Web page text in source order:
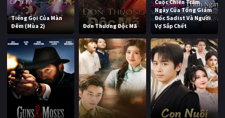
Tiếng Gọi Của Màn
Đêm (Mùa 2)
Đơn Thương Độc Mã
Cuộc Chiến Trăm
Ngày Của Tổng Giám
Đốc Sadist Và Người
Vợ Sắp Chết